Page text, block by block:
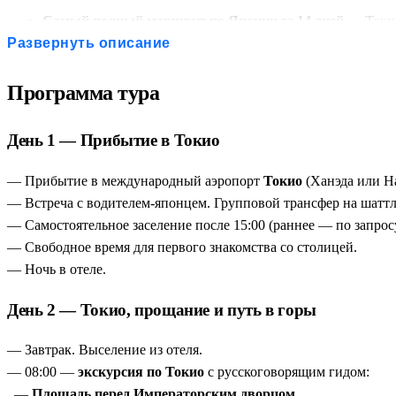
Самый полный маршрут по Японии за 14 дней
—
Камакура, Йокогама.
Объекты ЮНЕСКО в программе
Три синкансена— Хиросима – Киото, Киото – Токио и
Горячие источники в Хаконэ
Сопровождение русскоговорящего гида на всех
Горные "Альпы" Японии— Мацумото, Такаяма и
Два океана— от Тихого океана до Японского моря, от
Развернуть описание
Программа тура
День 1 — Прибытие в Токио
— Прибытие в международный аэропорт Токио (Ханэда или
— Встреча с водителем-японцем. Групповой трансфер на
— Самостоятельное заселение после 15:00 (раннее — по
— Свободное время для первого знакомства со столицей.
— Ночь в отеле.
День 2 — Токио, прощание и путь в горы
— Завтрак. Выселение из отеля.
— 08:00 — экскурсия по Токио с русскоговорящим гидом: